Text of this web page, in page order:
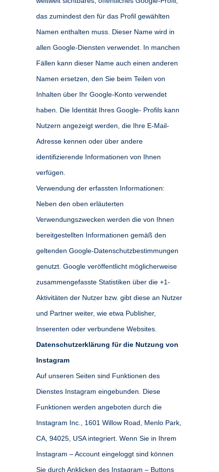
das zumindest den für das Profil gewählten
Namen enthalten muss. Dieser Name wird in
allen Google-Diensten verwendet. In manchen
Fällen kann dieser Name auch einen anderen
Namen ersetzen, den Sie beim Teilen von
Inhalten über Ihr Google-Konto verwendet
haben. Die Identität Ihres Google- Profils kann
Nutzern angezeigt werden, die Ihre E-Mail-
Adresse kennen oder über andere
identifizierende Informationen von Ihnen
verfügen.
Verwendung der erfassten Informationen:
Neben den oben erläuterten
Verwendungszwecken werden die von Ihnen
bereitgestellten Informationen gemäß den
geltenden Google-Datenschutzbestimmungen
genutzt. Google veröffentlicht möglicherweise
zusammengefasste Statistiken über die +1-
Aktivitäten der Nutzer bzw. gibt diese an Nutzer
und Partner weiter, wie etwa Publisher,
Inserenten oder verbundene Websites.
Datenschutzerklärung für die Nutzung von
Instagram
Auf unseren Seiten sind Funktionen des
Dienstes Instagram eingebunden. Diese
Funktionen werden angeboten durch die
Instagram Inc., 1601 Willow Road, Menlo Park,
CA, 94025, USA integriert. Wenn Sie in Ihrem
Instagram – Account eingeloggt sind können
Sie durch Anklicken des Instagram – Buttons